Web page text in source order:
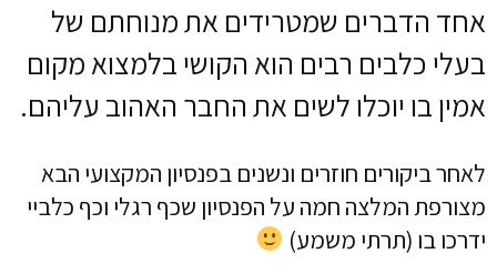
אחד הדברים שמטרידים את מנוחתם של
בעלי כלבים רבים הוא הקושי בלמצוא מקום
אמין בו יוכלו לשים את החבר האהוב עליהם.
לאחר ביקורים חוזרים ונשנים בפנסיון המקצועי הבא
מצורפת המלצה חמה על הפנסיון שכף רגלי וכף כלביי
ידרכו בו (תרתי משמע)